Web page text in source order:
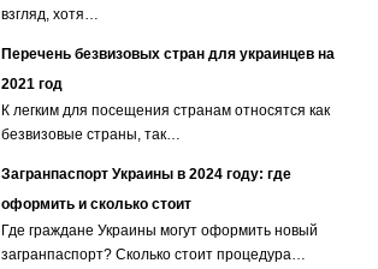
взгляд, хотя…
Перечень безвизовых стран для украинцев на
2021 год
К легким для посещения странам относятся как
безвизовые страны, так…
Загранпаспорт Украины в 2024 году: где
оформить и сколько стоит
Где граждане Украины могут оформить новый
загранпаспорт? Сколько стоит процедура…